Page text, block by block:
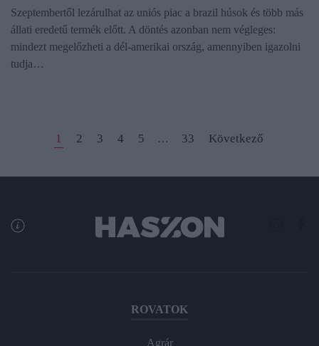
Szeptembertől lezárulhat az uniós piac a brazil húsok és több más
állati eredetű termék előtt. A döntés azonban nem végleges:
mindezt megelőzheti a dél-amerikai ország, amennyiben igazolni
tudja…
1 2 3 4 5 … 33 Következő
ROVATOK
Agrár